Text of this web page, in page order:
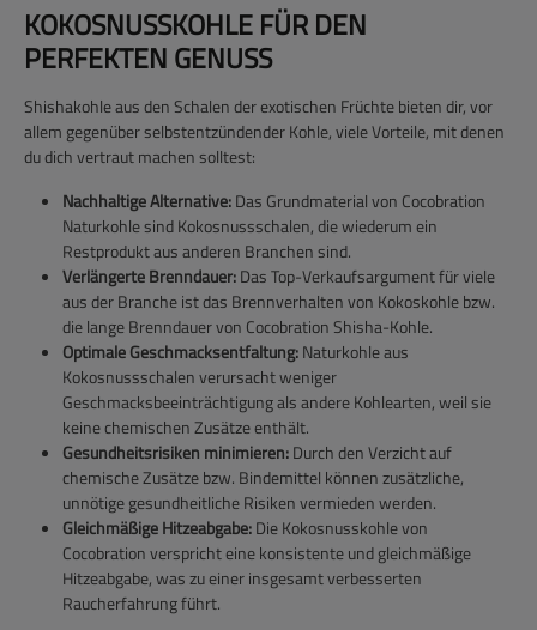
KOKOSNUSSKOHLE FÜR DEN
PERFEKTEN GENUSS
Shishakohle aus den Schalen der exotischen Früchte bieten dir, vor
allem gegenüber selbstentzündender Kohle, viele Vorteile, mit denen
du dich vertraut machen solltest:
Nachhaltige Alternative:Das Grundmaterial von Cocobration
Naturkohle sind Kokosnussschalen, die wiederum ein
Restprodukt aus anderen Branchen sind.
Verlängerte Brenndauer:Das Top-Verkaufsargument für viele
aus der Branche ist das Brennverhalten von Kokoskohle bzw.
die lange Brenndauer von Cocobration Shisha-Kohle.
Optimale Geschmacksentfaltung:Naturkohle aus
Kokosnussschalen verursacht weniger
Geschmacksbeeinträchtigung als andere Kohlearten, weil sie
keine chemischen Zusätze enthält.
Gesundheitsrisiken minimieren:Durch den Verzicht auf
chemische Zusätze bzw. Bindemittel können zusätzliche,
unnötige gesundheitliche Risiken vermieden werden.
Gleichmäßige Hitzeabgabe:Die Kokosnusskohle von
Cocobration verspricht eine konsistente und gleichmäßige
Hitzeabgabe, was zu einer insgesamt verbesserten
Raucherfahrung führt.